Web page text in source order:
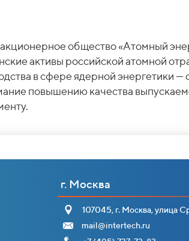
общество «Атомный
активы российской атомной
в сфере ядерной энергетики
повышению качества
г. Москва
107045, г. Москва, улица
mail@intertech.ru